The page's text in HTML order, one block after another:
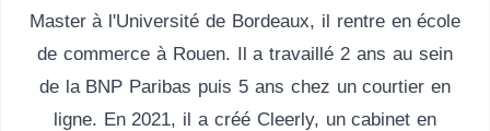
Master à l'Université de Bordeaux, il rentre en école
de commerce à Rouen. Il a travaillé 2 ans au sein
de la BNP Paribas puis 5 ans chez un courtier en
ligne. En 2021, il a créé Cleerly, un cabinet en